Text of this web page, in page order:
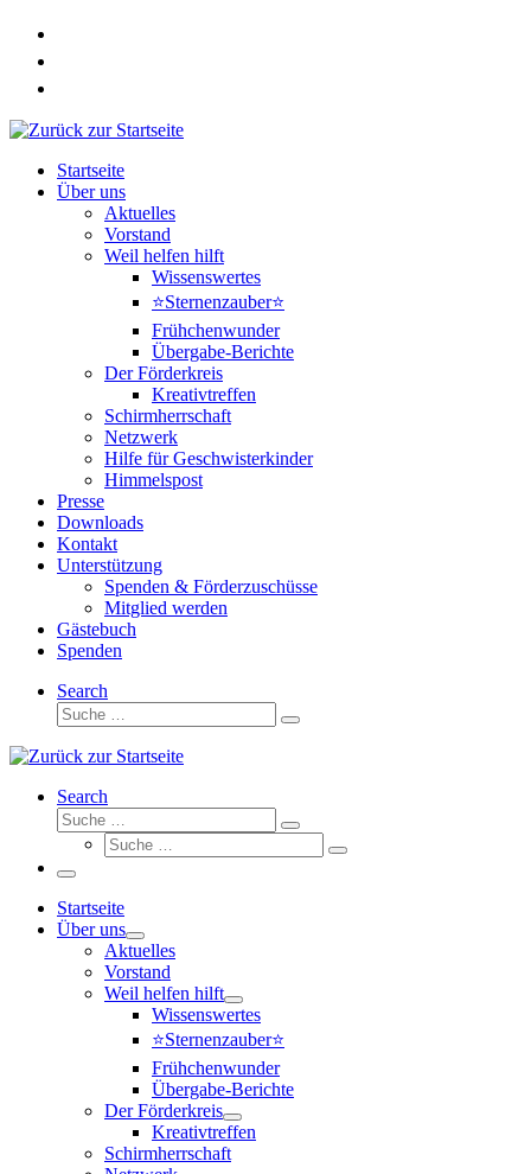
Zum
springen
Startseite
Über uns
Aktuelles
Vorstand
Weil helfen hilft
Wissenswertes
⭐Sternenzauber⭐
Frühchenwunder
Übergabe-Berichte
Der Förderkreis
Kreativtreffen
Schirmherrschaft
Netzwerk
Hilfe für Geschwisterkinder
Himmelspost
Presse
Downloads
Kontakt
Unterstützung
Spenden & Förderzuschüsse
Mitglied werden
Gästebuch
Spenden
Search
Suche
Suche
Search
Suche
Suche
Suche
Suche
Menü
Startseite
Über uns
Aktuelles
Vorstand
Weil helfen hilft
Wissenswertes
⭐Sternenzauber⭐
Frühchenwunder
Übergabe-Berichte
Der Förderkreis
Kreativtreffen
Schirmherrschaft